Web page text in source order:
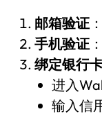
邮箱验证
手机验证
绑定银行
进入
输入信